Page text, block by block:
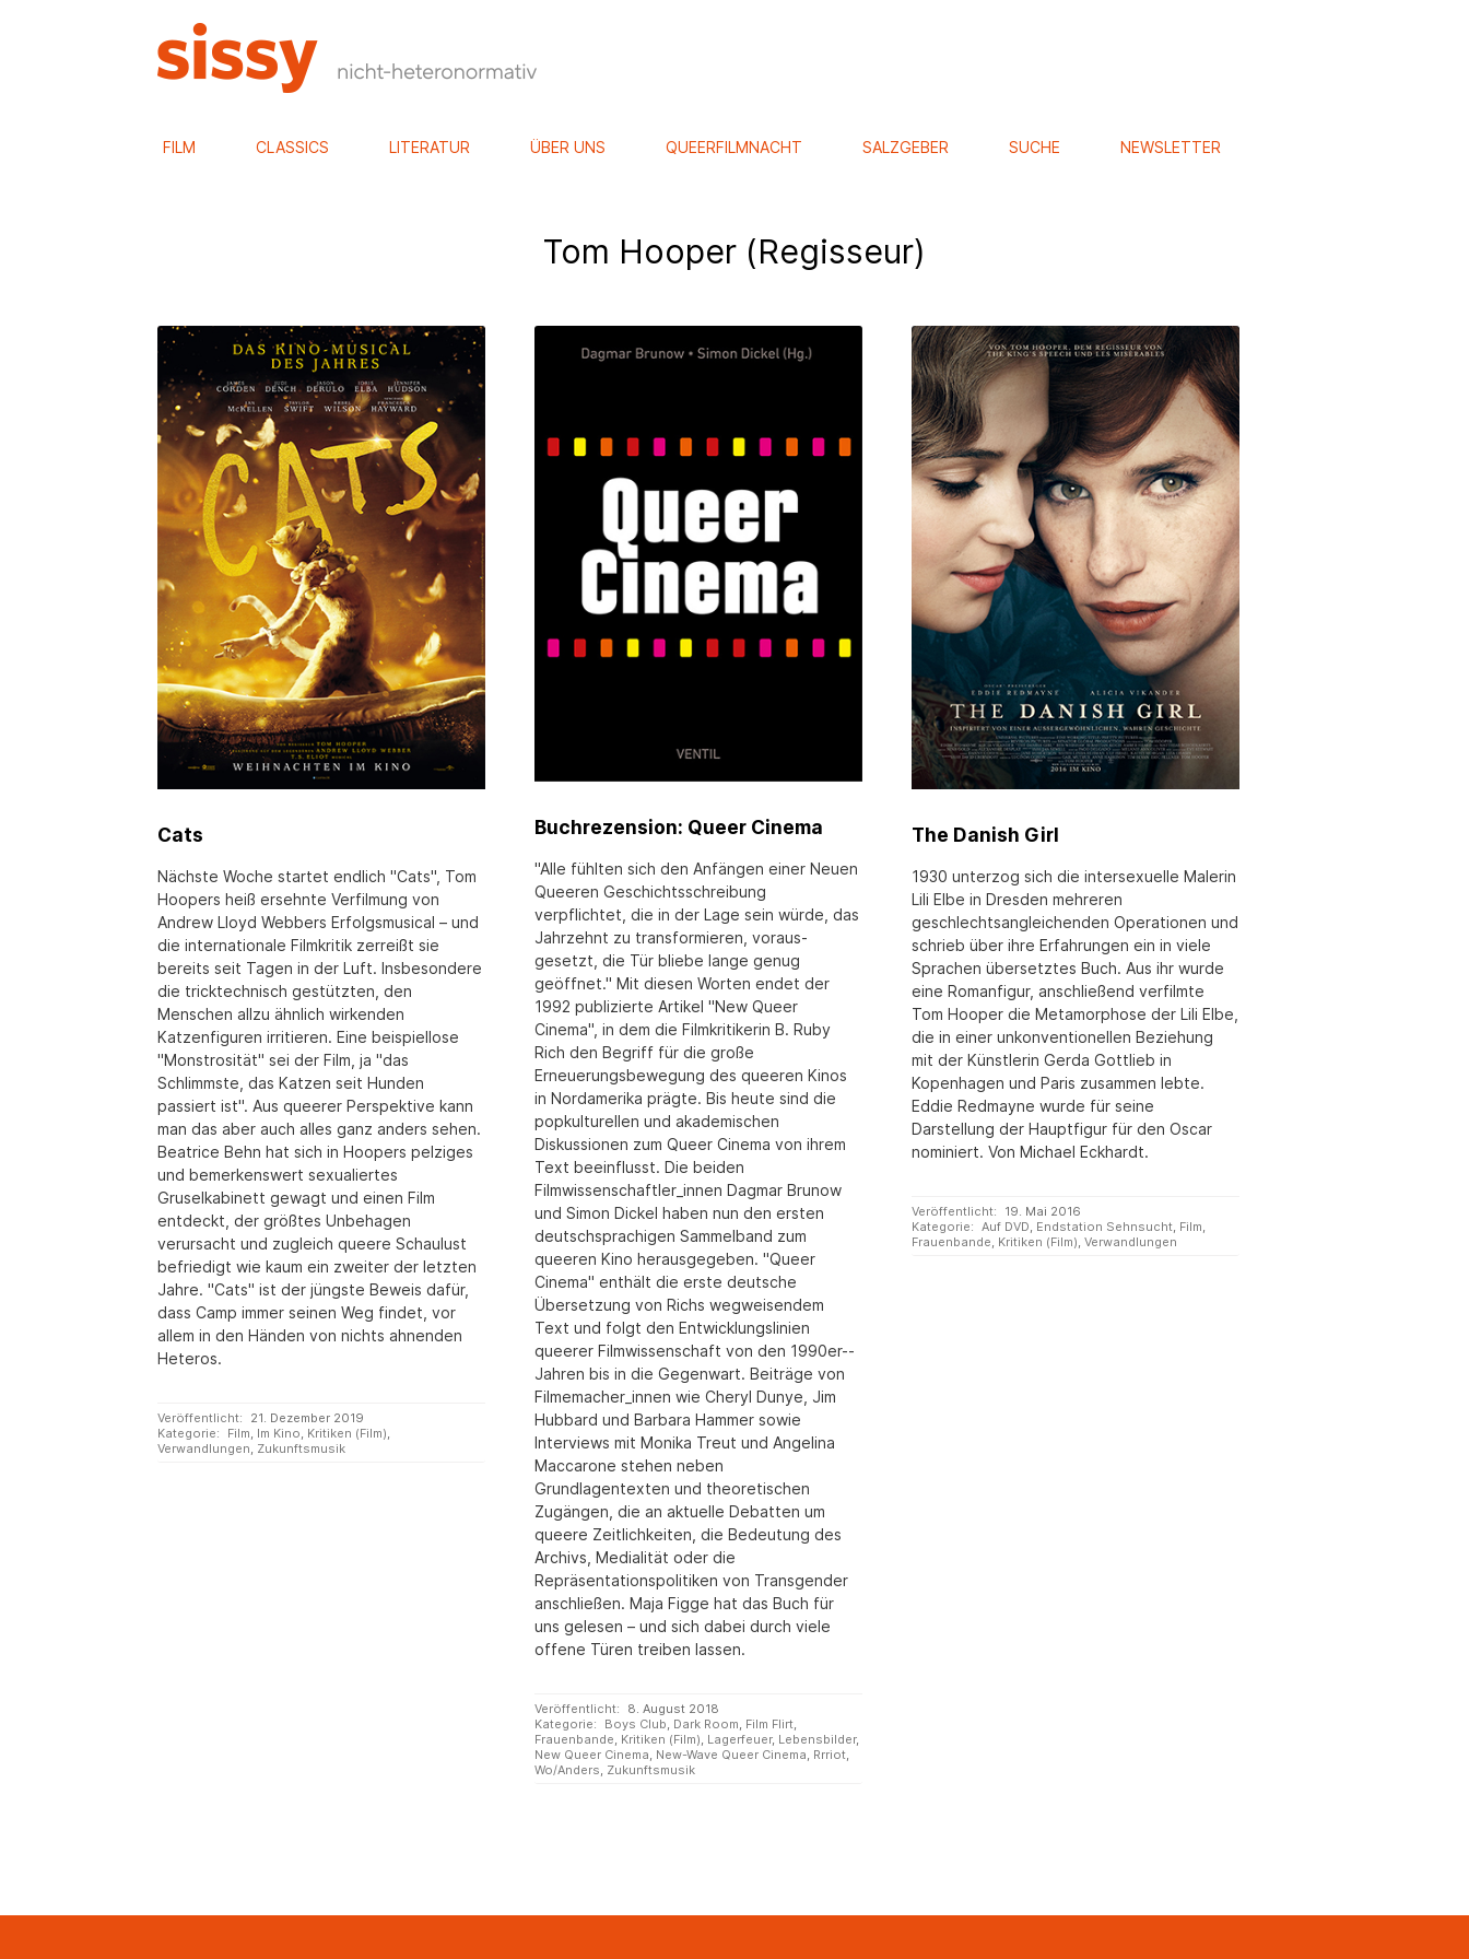
FILM CLASSICS LITERATUR ÜBER UNS QUEERFILMNACHT SALZGEBER SUCHE NEWSLETTER
Tom Hooper (Regisseur)
Cats
Nächste Woche startet endlich "Cats", Tom
Hoopers heiß ersehnte Verfilmung von
Andrew Lloyd Webbers Erfolgsmusical – und
die internationale Filmkritik zerreißt sie
bereits seit Tagen in der Luft. Insbesondere
die tricktechnisch gestützten, den
Menschen allzu ähnlich wirkenden
Katzenfiguren irritieren. Eine beispiellose
"Monstrosität" sei der Film, ja "das
Schlimmste, das Katzen seit Hunden
passiert ist". Aus queerer Perspektive kann
man das aber auch alles ganz anders sehen.
Beatrice Behn hat sich in Hoopers pelziges
und bemerkenswert sexualiertes
Gruselkabinett gewagt und einen Film
entdeckt, der größtes Unbehagen
verursacht und zugleich queere Schaulust
befriedigt wie kaum ein zweiter der letzten
Jahre. "Cats" ist der jüngste Beweis dafür,
dass Camp immer seinen Weg findet, vor
allem in den Händen von nichts ahnenden
Heteros.
Veröffentlicht:
21. Dezember 2019
Kategorie:
Film Im Kino Kritiken (Film)
Verwandlungen Zukunftsmusik
Buchrezension: Queer Cinema
"Alle fühlten sich den Anfängen einer Neuen
Queeren Geschichtsschreibung
verpflichtet, die in der Lage sein würde, das
Jahrzehnt zu transformieren, voraus­
gesetzt, die Tür bliebe lange genug
geöffnet." Mit diesen Worten endet der
1992 publizierte Artikel "New Queer
Cinema", in dem die Filmkritikerin B. Ruby
Rich den Begriff für die große
Erneuerungsbewegung des queeren Kinos
in Nordamerika prägte. Bis heute sind die
popkulturellen und akademischen
Diskussionen zum Queer Cinema von ihrem
Text beeinflusst. Die beiden
Filmwissenschaftler_innen Dagmar Brunow
und Simon Dickel haben nun den ersten
deutschsprachigen Sammelband zum
queeren Kino herausgegeben. "Queer
Cinema" enthält die erste deutsche
Übersetzung von Richs wegweisendem
Text und folgt den Entwicklungs­linien
queerer Filmwissenschaft von den 1990er-­
Jahren bis in die Gegenwart. Beiträge von
Filmemacher_innen wie Cheryl Dunye, Jim
Hubbard und Barbara Hammer sowie
Interviews mit Monika Treut und Angelina
Maccarone stehen neben
Grundlagentexten und theoretischen
Zugängen, die an aktuelle Debatten um
queere Zeitlich­keiten, die Bedeutung des
Archivs, Medialität oder die
Repräsentationspolitiken von Transgender
anschließen. Maja Figge hat das Buch für
uns gelesen – und sich dabei durch viele
offene Türen treiben lassen.
Veröffentlicht:
8. August 2018
Kategorie:
Boys Club Dark Room Film Flirt
Frauenbande Kritiken (Film) Lagerfeuer, Lebensbilder,
New Queer Cinema New-Wave Queer Cinema Rrriot
Wo/Anders Zukunftsmusik
The Danish Girl
1930 unterzog sich die intersexuelle Malerin
Lili Elbe in Dresden mehreren
geschlechtsangleichenden Operationen und
schrieb über ihre Erfahrungen ein in viele
Sprachen übersetztes Buch. Aus ihr wurde
eine Romanfigur, anschließend verfilmte
Tom Hooper die Metamorphose der Lili Elbe,
die in einer unkonventionellen Beziehung
mit der Künstlerin Gerda Gottlieb in
Kopenhagen und Paris zusammen lebte.
Eddie Redmayne wurde für seine
Darstellung der Hauptfigur für den Oscar
nominiert. Von Michael Eckhardt.
Veröffentlicht:
19. Mai 2016
Kategorie: Auf DVD Endstation Sehnsucht Film
Frauenbande Kritiken (Film) ,Verwandlungen